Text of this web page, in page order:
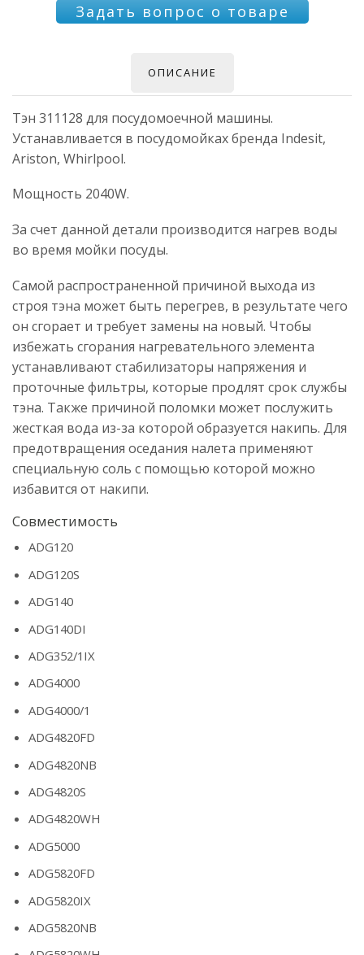
Задать вопрос о товаре
ОПИСАНИЕ
Тэн 311128 для посудомоечной машины.
Устанавливается в посудомойках бренда Indesit,
Ariston, Whirlpool.
Мощность 2040W.
За счет данной детали производится нагрев воды
во время мойки посуды.
Самой распространенной причиной выхода из
строя тэна может быть перегрев, в результате чего
он сгорает и требует замены на новый. Чтобы
избежать сгорания нагревательного элемента
устанавливают стабилизаторы напряжения и
проточные фильтры, которые продлят срок службы
тэна. Также причиной поломки может послужить
жесткая вода из-за которой образуется накипь. Для
предотвращения оседания налета применяют
специальную соль с помощью которой можно
избавится от накипи.
Совместимость
ADG120
ADG120S
ADG140
ADG140DI
ADG352/1IX
ADG4000
ADG4000/1
ADG4820FD
ADG4820NB
ADG4820S
ADG4820WH
ADG5000
ADG5820FD
ADG5820IX
ADG5820NB